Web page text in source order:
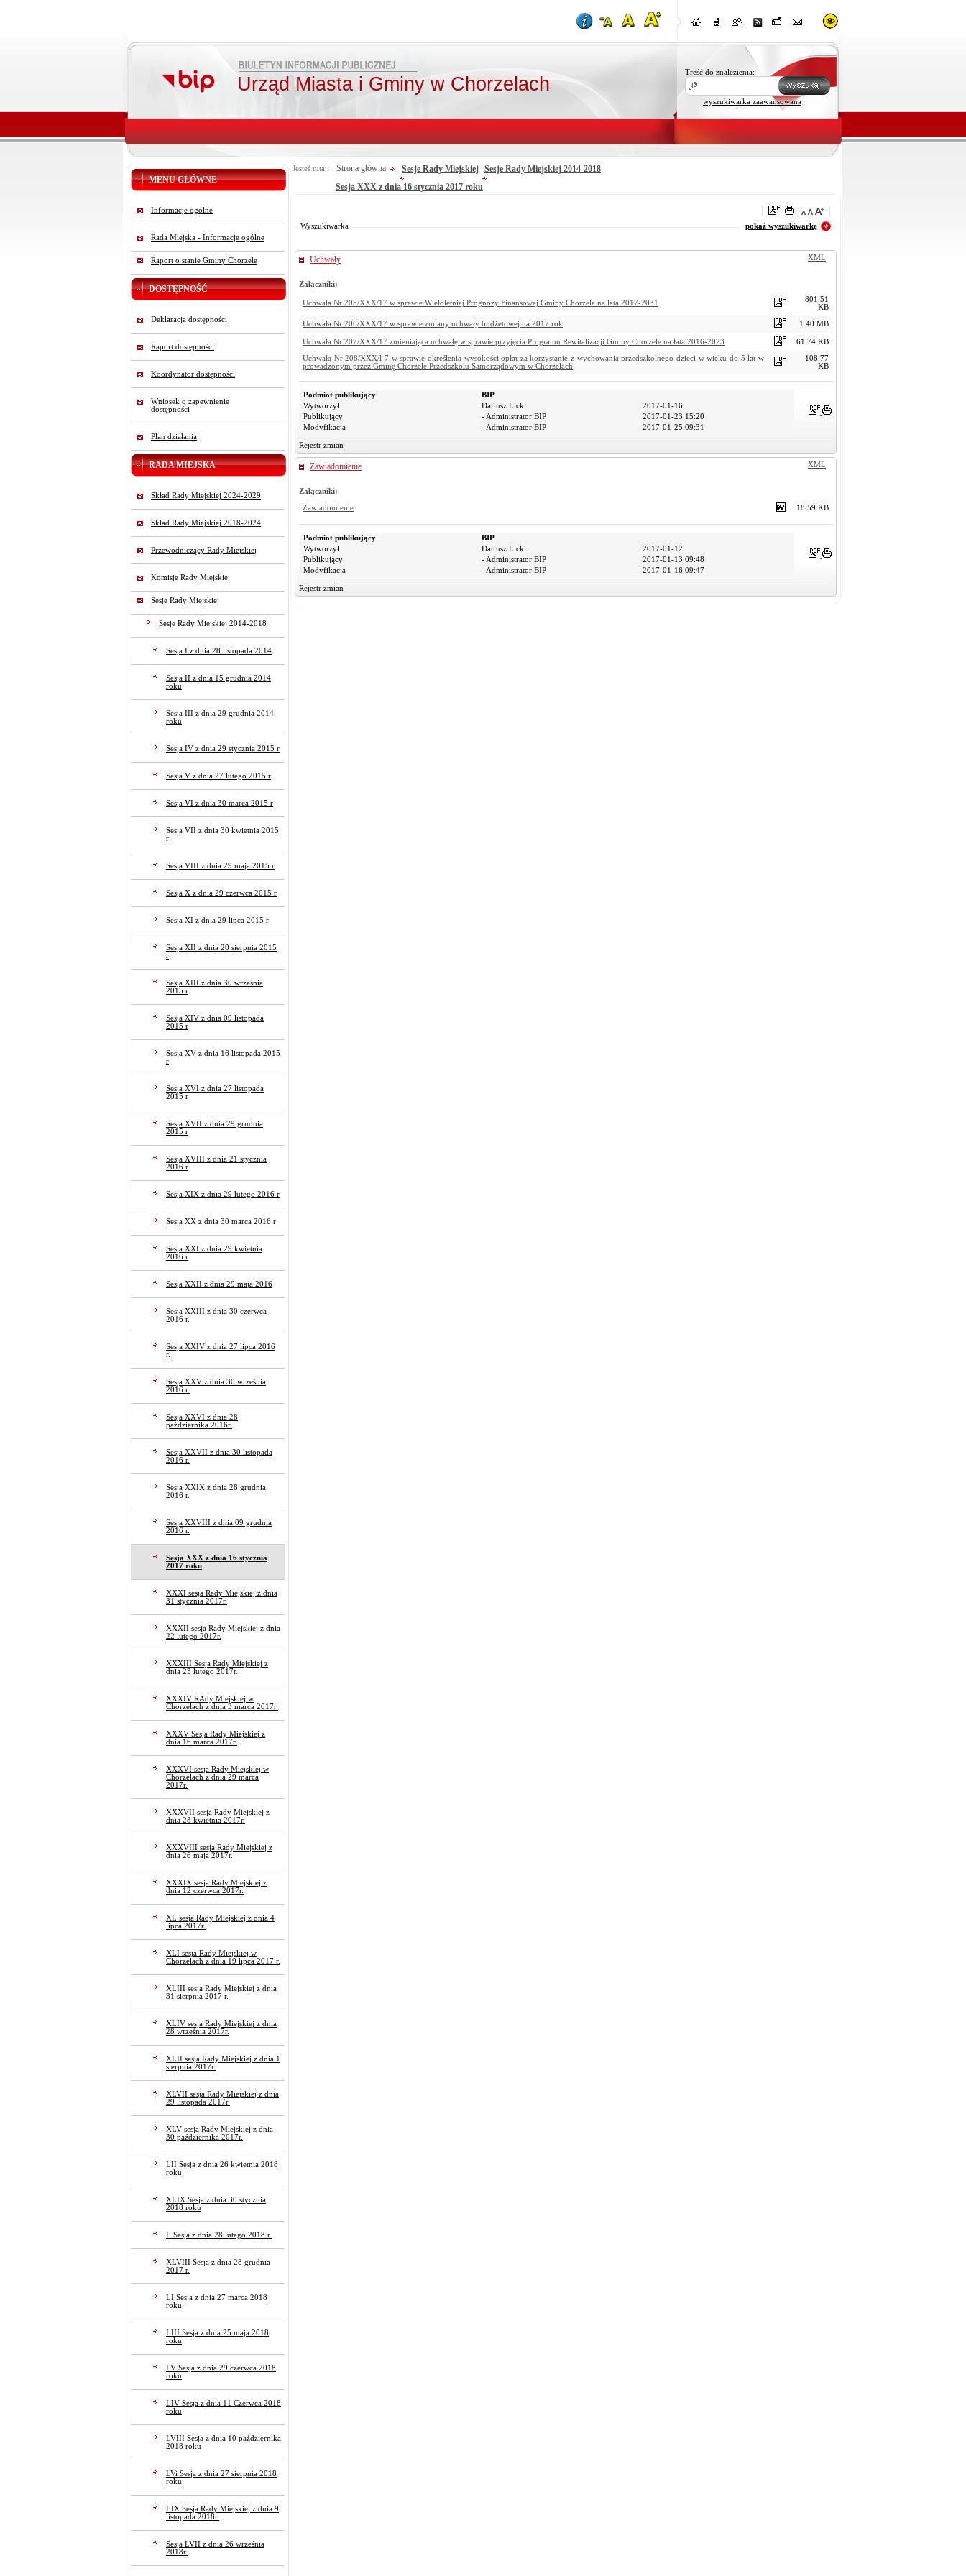
Urząd Miasta i Gminy w Chorzelach
Treść do znalezienia:
wyszukiwarka zaawansowana
MENU GŁÓWNE
Informacje ogólne
Rada Miejska - Informacje ogólne
Raport o stanie Gminy Chorzele
DOSTĘPNOŚĆ
Deklaracja dostępności
Raport dostępności
Koordynator dostępności
Wniosek o zapewnienie
dostępności
Plan działania
RADA MIEJSKA
Skład Rady Miejskiej 2024-2029
Skład Rady Miejskiej 2018-2024
Przewodniczący Rady Miejskiej
Komisje Rady Miejskiej
Sesje Rady Miejskiej
Sesje Rady Miejskiej 2014-2018
Sesja I z dnia 28 listopada 2014
Sesja II z dnia 15 grudnia 2014
roku
Sesja III z dnia 29 grudnia 2014
roku
Sesja IV z dnia 29 stycznia 2015 r
Sesja V z dnia 27 lutego 2015 r
Sesja VI z dnia 30 marca 2015 r
Sesja VII z dnia 30 kwietnia 2015
r
Sesja VIII z dnia 29 maja 2015 r
Sesja X z dnia 29 czerwca 2015 r
Sesja XI z dnia 29 lipca 2015 r
Sesja XII z dnia 20 sierpnia 2015
r
Sesja XIII z dnia 30 września
2015 r
Sesja XIV z dnia 09 listopada
2015 r
Sesja XV z dnia 16 listopada 2015
r
Sesja XVI z dnia 27 listopada
2015 r
Sesja XVII z dnia 29 grudnia
2015 r
Sesja XVIII z dnia 21 stycznia
2016 r
Sesja XIX z dnia 29 lutego 2016 r
Sesja XX z dnia 30 marca 2016 r
Sesja XXI z dnia 29 kwietnia
2016 r
Sesja XXII z dnia 29 maja 2016
Sesja XXIII z dnia 30 czerwca
2016 r.
Sesja XXIV z dnia 27 lipca 2016
r.
Sesja XXV z dnia 30 września
2016 r.
Sesja XXVI z dnia 28
października 2016r.
Sesja XXVII z dnia 30 listopada
2016 r.
Sesja XXIX z dnia 28 grudnia
2016 r.
Sesja XXVIII z dnia 09 grudnia
2016 r.
Sesja XXX z dnia 16 stycznia
2017 roku
XXXI sesja Rady Miejskiej z dnia
31 stycznia 2017r.
XXXII sesja Rady Miejskiej z dnia
22 lutego 2017r.
XXXIII Sesja Rady Miejskiej z
dnia 23 lutego 2017r.
XXXIV RAdy Miejskiej w
Chorzelach z dnia 3 marca 2017r.
XXXV Sesja Rady Miejskiej z
dnia 16 marca 2017r.
XXXVI sesja Rady Miejskiej w
Chorzelach z dnia 29 marca
2017r.
XXXVII sesja Rady Miejskiej z
dnia 28 kwietnia 2017r.
XXXVIII sesja Rady Miejskiej z
dnia 26 maja 2017r.
XXXIX sesja Rady Miejskiej z
dnia 12 czerwca 2017r.
XL sesja Rady Miejskiej z dnia 4
lipca 2017r.
XLI sesja Rady Miejskiej w
Chorzelach z dnia 19 lipca 2017 r.
XLIII sesja Rady Miejskiej z dnia
31 sierpnia 2017 r.
XLIV sesja Rady Miejskiej z dnia
28 września 2017r.
XLII sesja Rady Miejskiej z dnia 1
sierpnia 2017r.
XLVII sesja Rady Miejskiej z dnia
29 listopada 2017r.
XLV sesja Rady Miejskiej z dnia
30 października 2017r.
LII Sesja z dnia 26 kwietnia 2018
roku
XLIX Sesja z dnia 30 stycznia
2018 roku
L Sesja z dnia 28 lutego 2018 r.
XLVIII Sesja z dnia 28 grudnia
2017 r.
LI Sesja z dnia 27 marca 2018
roku
LIII Sesja z dnia 25 maja 2018
roku
LV Sesja z dnia 29 czerwca 2018
roku
LIV Sesja z dnia 11 Czerwca 2018
roku
LVIII Sesja z dnia 10 października
2018 roku
LVi Sesja z dnia 27 sierpnia 2018
roku
LIX Sesja Rady Miejskiej z dnia 9
listopada 2018r.
Sesja LVII z dnia 26 września
2018r.
Jesteś tutaj: Strona główna Sesje Rady Miejskiej Sesje Rady Miejskiej 2014-2018
Sesja XXX z dnia 16 stycznia 2017 roku
Wyszukiwarka pokaż wyszukiwarkę
XML
Uchwały
Załączniki:
Uchwala Nr 205/XXX/17 w sprawie Wieloletniej Prognozy Finansowej Gminy Chorzele na lata 2017-2031
801.51
KB
Uchwała Nr 206/XXX/17 w sprawie zmiany uchwały budżetowej na 2017 rok 1.40 MB
Uchwała Nr 207/XXX/17 zmieniająca uchwałę w sprawie przyjęcia Programu Rewitalizacji Gminy Chorzele na łata 2016-2023 61.74 KB
Uchwała Nr 208/XXX/l 7 w sprawie określenia wysokości opłat za korzystanie z wychowania przedszkolnego dzieci w wieku do 5 lat w
prowadzonym przez Gminę Chorzele Przedszkolu Samorządowym w Chorzelach
108.77
KB
Podmiot publikujący
BIP
Wytworzył
Dariusz Licki
2017-01-16
Publikujący
- Administrator BIP
2017-01-23 15:20
Modyfikacja
- Administrator BIP 2017-01-25 09:31
Rejestr zmian
XML
Zawiadomienie
Załączniki:
Zawiadomienie 18.59 KB
Podmiot publikujący
BIP
Wytworzył
Dariusz Licki
2017-01-12
Publikujący
- Administrator BIP
2017-01-13 09:48
Modyfikacja
- Administrator BIP 2017-01-16 09:47
Rejestr zmian